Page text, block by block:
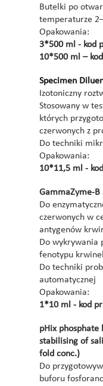
Butelki po
temperaturze
Opakowania:
3*500 ml - kod
10*500 ml –
Specimen
Izotoniczny
Stosowany w
których
czerwonych z
Do techniki
Opakowania:
10*11,5 ml -
GammaZyme-
Do
czerwonych w
antygenów
Do wykrywania
fenotypu
Do techniki
automatycznej
Opakowania:
1*10 ml - kod
pHix
stabilising of
fold conc.)
Do
buforu